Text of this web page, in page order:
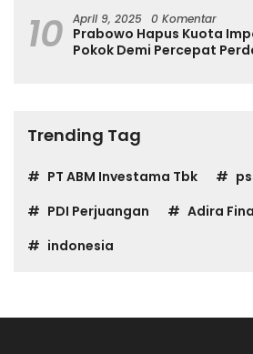
10 April 9, 2025 0 Komentar
Prabowo Hapus Kuota
Pokok Demi Percepat
Trending Tag
PT ABM Investama Tbk
PDI Perjuangan
Adira
indonesia